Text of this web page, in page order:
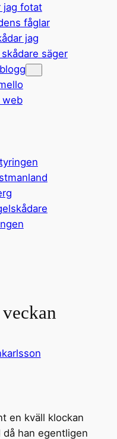
jag fotat
fåglar
jag
säger
web
en kväll klockan
då han egentligen